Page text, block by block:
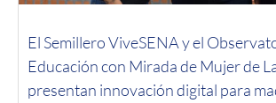
El Semillero ViveSENA y el
Educación con Mirada de Mujer de
presentan innovación digital para